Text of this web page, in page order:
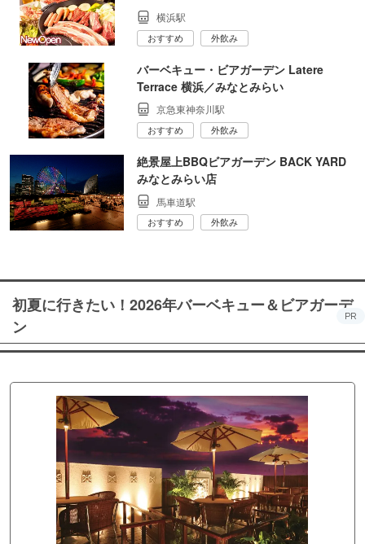
横浜駅
おすすめ 外飲み
バーベキュー・ビアガーデン Latere
Terrace 横浜／みなとみらい
京急東神奈川駅
おすすめ 外飲み
絶景屋上BBQビアガーデン BACK YARD
みなとみらい店
馬車道駅
おすすめ 外飲み
初夏に行きたい！2026年バーベキュー＆ビアガーデ
ン
PR